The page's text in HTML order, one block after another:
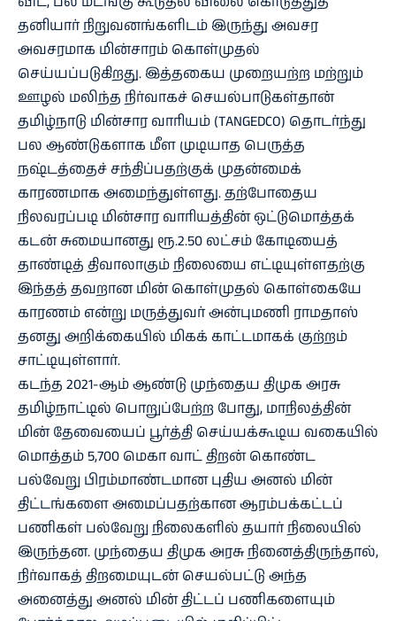
தனியார் நிறுவனங்களிடம் இருந்து அவசர
அவசரமாக மின்சாரம் கொள்முதல்
செய்யப்படுகிறது. இத்தகைய முறையற்ற மற்றும்
ஊழல் மலிந்த நிர்வாகச் செயல்பாடுகள்தான்
தமிழ்நாடு மின்சார வாரியம் (TANGEDCO) தொடர்ந்து
பல ஆண்டுகளாக மீள முடியாத பெருத்த
நஷ்டத்தைச் சந்திப்பதற்குக் முதன்மைக்
காரணமாக அமைந்துள்ளது. தற்போதைய
நிலவரப்படி மின்சார வாரியத்தின் ஒட்டுமொத்தக்
கடன் சுமையானது ரூ.2.50 லட்சம் கோடியைத்
தாண்டித் திவாலாகும் நிலையை எட்டியுள்ளதற்கு
இந்தத் தவறான மின் கொள்முதல் கொள்கையே
காரணம் என்று மருத்துவர் அன்புமணி ராமதாஸ்
தனது அறிக்கையில் மிகக் காட்டமாகக் குற்றம்
சாட்டியுள்ளார்.
கடந்த 2021-ஆம் ஆண்டு முந்தைய திமுக அரசு
தமிழ்நாட்டில் பொறுப்பேற்ற போது, மாநிலத்தின்
மின் தேவையைப் பூர்த்தி செய்யக்கூடிய வகையில்
மொத்தம் 5,700 மெகா வாட் திறன் கொண்ட
பல்வேறு பிரம்மாண்டமான புதிய அனல் மின்
திட்டங்களை அமைப்பதற்கான ஆரம்பக்கட்டப்
பணிகள் பல்வேறு நிலைகளில் தயார் நிலையில்
இருந்தன. முந்தைய திமுக அரசு நினைத்திருந்தால்,
நிர்வாகத் திறமையுடன் செயல்பட்டு அந்த
அனைத்து அனல் மின் திட்டப் பணிகளையும்